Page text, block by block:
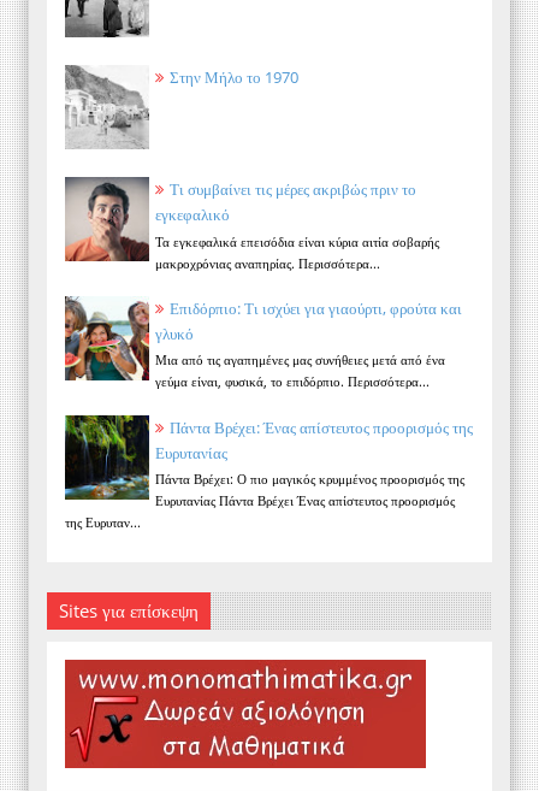
Στην Μήλο το 1970
Τι συμβαίνει τις μέρες ακριβώς πριν το
εγκεφαλικό
Τα εγκεφαλικά επεισόδια είναι κύρια αιτία σοβαρής
μακροχρόνιας αναπηρίας. Περισσότερα...
Επιδόρπιο: Τι ισχύει για γιαούρτι, φρούτα και
γλυκό
Μια από τις αγαπημένες μας συνήθειες μετά από ένα
γεύμα είναι, φυσικά, το επιδόρπιο. Περισσότερα...
Πάντα Βρέχει: Ένας απίστευτος προορισμός της
Ευρυτανίας
Πάντα Βρέχει: Ο πιο μαγικός κρυμμένος προορισμός της
Ευρυτανίας Πάντα Βρέχει Ένας απίστευτος προορισμός
της Ευρυταν...
Sites για επίσκεψη